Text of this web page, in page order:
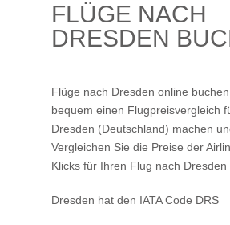
FLÜGE NACH
DRESDEN
Flüge nach Dresden online
bequem einen Flugpreisvergleich
Dresden (Deutschland) machen
Vergleichen Sie die Preise der
Klicks für Ihren Flug nach Dresden
Dresden hat den IATA Code DRS